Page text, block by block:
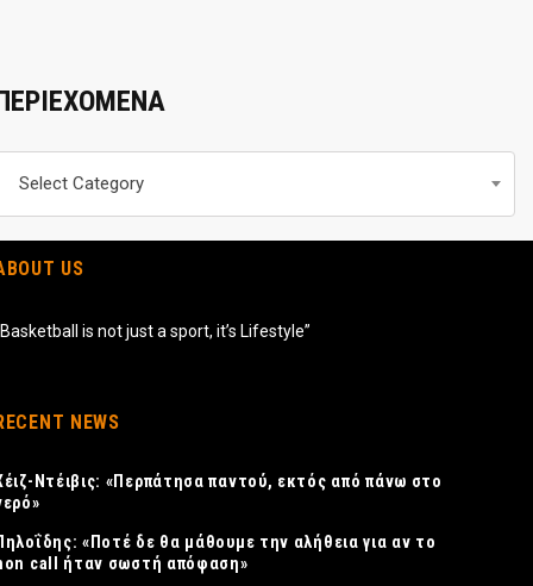
Select Category
US
is not just a sport, it’s Lifestyle”
NEWS
Ντέιβις: «Περπάτησα παντού, εκτός από πάνω στο
«Ποτέ δε θα μάθουμε την αλήθεια για αν το
call ήταν σωστή απόφαση»